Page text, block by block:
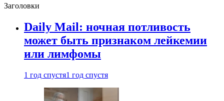
Заголовки
Daily Mail: ночная потливость
может быть признаком лейкемии
или лимфомы
1 год спустя1 год спустя